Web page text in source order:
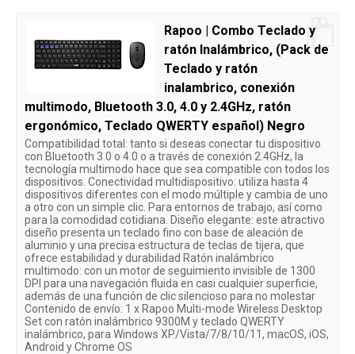
Rapoo | Combo Teclado y
ratón Inalámbrico, (Pack de
Teclado y ratón
inalambrico, conexión
multimodo, Bluetooth 3.0, 4.0 y 2.4GHz, ratón
ergonómico, Teclado QWERTY español) Negro
Compatibilidad total: tanto si deseas conectar tu dispositivo
con Bluetooth 3.0 o 4.0 o a través de conexión 2.4GHz, la
tecnología multimodo hace que sea compatible con todos los
dispositivos. Conectividad multidispositivo: utiliza hasta 4
dispositivos diferentes con el modo múltiple y cambia de uno
a otro con un simple clic. Para entornos de trabajo, así como
para la comodidad cotidiana. Diseño elegante: este atractivo
diseño presenta un teclado fino con base de aleación de
aluminio y una precisa estructura de teclas de tijera, que
ofrece estabilidad y durabilidad Ratón inalámbrico
multimodo: con un motor de seguimiento invisible de 1300
DPI para una navegación fluida en casi cualquier superficie,
además de una función de clic silencioso para no molestar
Contenido de envío: 1 x Rapoo Multi-mode Wireless Desktop
Set con ratón inalámbrico 9300M y teclado QWERTY
inalámbrico, para Windows XP/Vista/7/8/10/11, macOS, iOS,
Android y Chrome OS